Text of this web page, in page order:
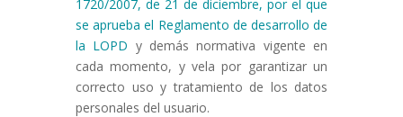
1720/2007, de 21 de diciembre, por el que
se aprueba el Reglamento de desarrollo de
la LOPD y demás normativa vigente en
cada momento, y vela por garantizar un
correcto uso y tratamiento de los datos
personales del usuario.